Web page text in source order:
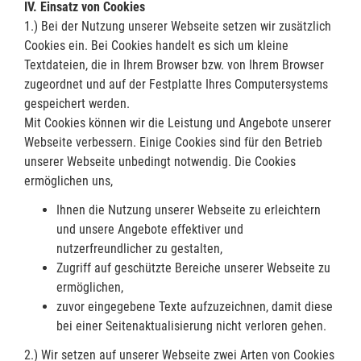
IV. Einsatz von Cookies
1.) Bei der Nutzung unserer Webseite setzen wir zusätzlich
Cookies ein. Bei Cookies handelt es sich um kleine
Textdateien, die in Ihrem Browser bzw. von Ihrem Browser
zugeordnet und auf der Festplatte Ihres Computersystems
gespeichert werden.
Mit Cookies können wir die Leistung und Angebote unserer
Webseite verbessern. Einige Cookies sind für den Betrieb
unserer Webseite unbedingt notwendig. Die Cookies
ermöglichen uns,
Ihnen die Nutzung unserer Webseite zu erleichtern
und unsere Angebote effektiver und
nutzerfreundlicher zu gestalten,
Zugriff auf geschützte Bereiche unserer Webseite zu
ermöglichen,
zuvor eingegebene Texte aufzuzeichnen, damit diese
bei einer Seitenaktualisierung nicht verloren gehen.
2.) Wir setzen auf unserer Webseite zwei Arten von Cookies